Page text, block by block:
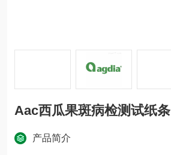
Aac西瓜果斑病检测试纸条
产品简介